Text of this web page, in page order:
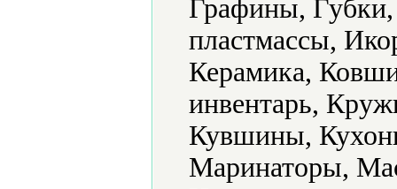
Графины, Губки,
пластмассы,
Керамика,
инвентарь,
Кувшины,
Маринаторы,